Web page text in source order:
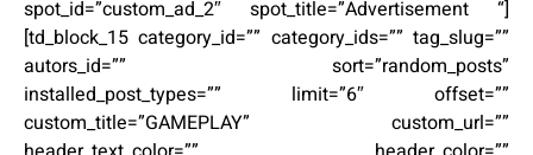
spot_id=”custom_ad_2″ spot_title=”Advertisement “]
[td_block_15 category_id=”” category_ids=”” tag_slug=””
autors_id=”” sort=”random_posts”
installed_post_types=”” limit=”6″ offset=””
custom_title=”GAMEPLAY” custom_url=””